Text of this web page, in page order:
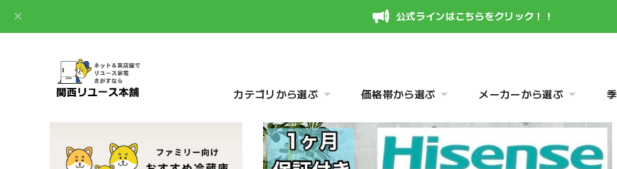
公式ラインはこちらをクリック！！
カテゴリから選ぶ 価格帯から選ぶ メーカーから選ぶ